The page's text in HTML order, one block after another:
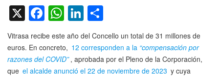
X Facebook
WhatsApp
LinkedIn
Vitrasa recibe este año del Concello un total de 31 millones de
euros. En concreto, 12 corresponden a la “compensación por
razones del COVID” , aprobada por el Pleno de la Corporación,
que el alcalde anunció el 22 de noviembre de 2023 y cuya